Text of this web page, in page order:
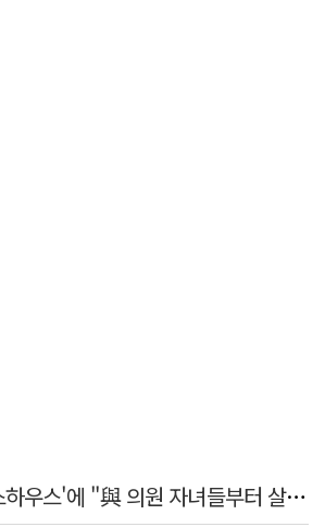
장동혁, 황희 '버스하우스'에 "與 의원 자녀들부터 살아보면 어떨까?"